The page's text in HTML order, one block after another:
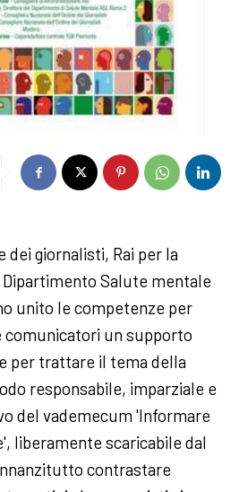
dei giornalisti, Rai per la
Salute mentale
unito le competenze per
comunicatori un supporto
per trattare il tema della
responsabile, imparziale e
del vademecum 'Informare
liberamente scaricabile dal
contrastare